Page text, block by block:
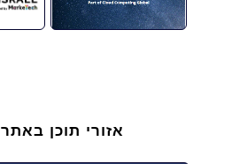
אזורי תוכן באתר